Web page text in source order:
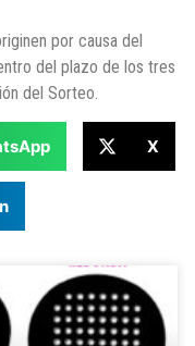
por causa del
del plazo de los tres
del Sorteo.
X